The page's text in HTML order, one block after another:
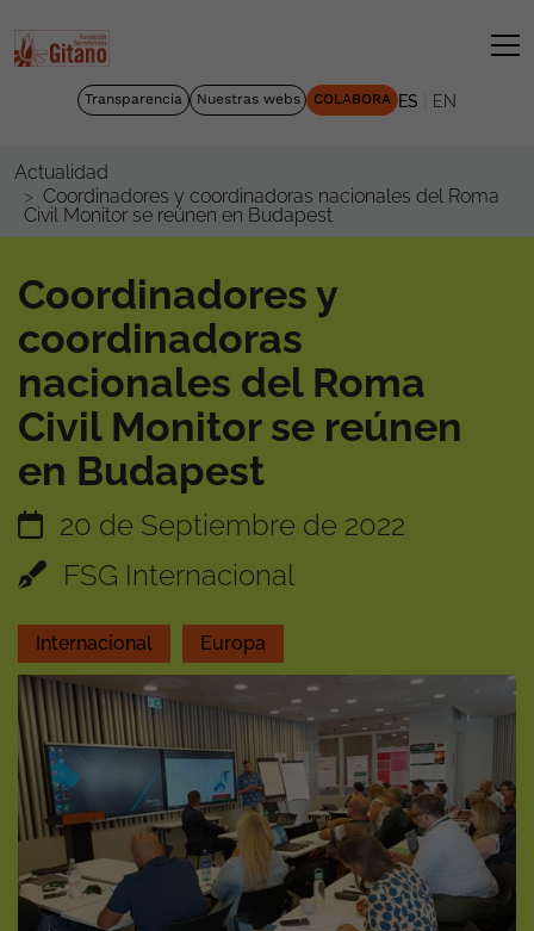
Transparencia Nuestras webs COLABORA ES EN
Actualidad
Coordinadores y coordinadoras nacionales del Roma
Civil Monitor se reúnen en Budapest
Coordinadores y
coordinadoras
nacionales del Roma
Civil Monitor se reúnen
en Budapest
20 de Septiembre de 2022
FSG Internacional
Internacional Europa